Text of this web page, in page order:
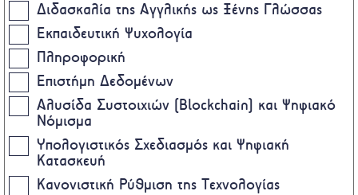
Διδασκαλία της Αγγλικής ως Ξένης Γλώσσας
Εκπαιδευτική Ψυχολογία
Πληροφορική
Επιστήμη Δεδομένων
Αλυσίδα Συστοιχιών (Blockchain) και Ψηφιακό
Νόμισμα
Υπολογιστικός Σχεδιασμός και Ψηφιακή
Κατασκευή
Κανονιστική Ρύθμιση της Τεχνολογίας